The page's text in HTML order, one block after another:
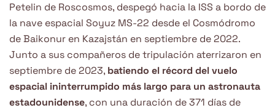
Petelin de Roscosmos, despegó hacia la ISS a bordo de
la nave espacial Soyuz MS-22 desde el Cosmódromo
de Baikonur en Kazajstán en septiembre de 2022.
Junto a sus compañeros de tripulación aterrizaron en
septiembre de 2023, batiendo el récord del vuelo
espacial ininterrumpido más largo para un astronauta
estadounidense, con una duración de 371 días de